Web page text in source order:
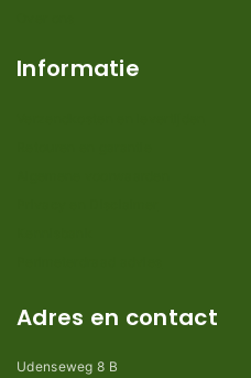
Informatie
Adres en contact
Udenseweg 8 B